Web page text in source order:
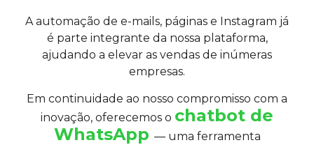
A automação de e-mails, páginas e Instagram já
é parte integrante da nossa plataforma,
ajudando a elevar as vendas de inúmeras
empresas.
Em continuidade ao nosso compromisso com a
inovação, oferecemos o chatbot de
WhatsApp — uma ferramenta